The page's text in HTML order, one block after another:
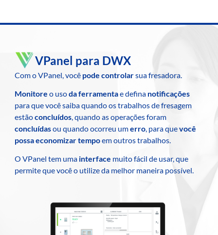
VPanel para DWX
Com o VPanel, você pode controlarsua fresadora.
Monitore o usoda ferramentae defina notificações
para que você saiba quando os trabalhos de fresagem
estãoconcluídos, quando as operações foram
concluídasou quando ocorreu umerro, para quevocê
possa economizar tempoem outros trabalhos.
O VPanel tem uma interface muito fácil de usar, que
permite que você o utilize da melhor maneira possível.